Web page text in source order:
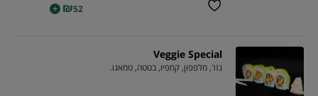
₪52
+
Veggie Special
גזר, מלפפון, קמפיו, בטטה, טמאגו.